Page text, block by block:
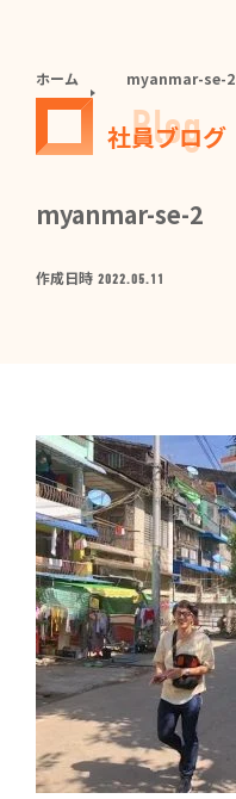
ホーム myanmar-se-2
Blog
社員ブログ
myanmar-se-2
作成日時 2022.05.11